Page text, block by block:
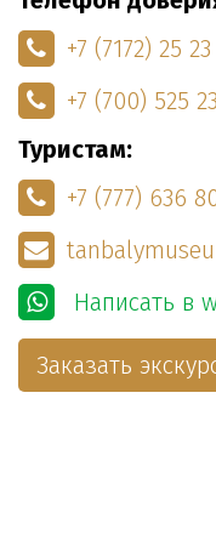
+7 (7172) 25
+7 (700) 525
Туристам:
+7 (777) 636
Написать в
Заказать